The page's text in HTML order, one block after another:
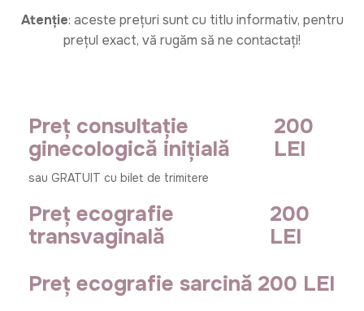
Atenție: aceste prețuri sunt cu titlu informativ, pentru
prețul exact, vă rugăm să ne contactați!
Preț consultație
ginecologică inițială
200
LEI
sau GRATUIT cu bilet de trimitere
Preț ecografie
transvaginală
200
LEI
Preț ecografie sarcină 200 LEI